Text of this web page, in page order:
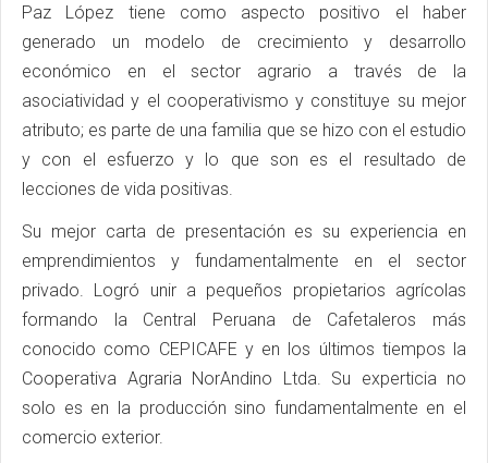
Paz López tiene como aspecto positivo el haber
generado un modelo de crecimiento y desarrollo
económico en el sector agrario a través de la
asociatividad y el cooperativismo y constituye su mejor
atributo; es parte de una familia que se hizo con el estudio
y con el esfuerzo y lo que son es el resultado de
lecciones de vida positivas.
Su mejor carta de presentación es su experiencia en
emprendimientos y fundamentalmente en el sector
privado. Logró unir a pequeños propietarios agrícolas
formando la Central Peruana de Cafetaleros más
conocido como CEPICAFE y en los últimos tiempos la
Cooperativa Agraria NorAndino Ltda. Su experticia no
solo es en la producción sino fundamentalmente en el
comercio exterior.